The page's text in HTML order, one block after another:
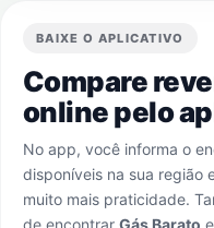
BAIXE O APLICATIVO
Compare
online pelo
No app, você informa o
disponíveis na sua região
muito mais praticidade.
de encontrar Gás Barato